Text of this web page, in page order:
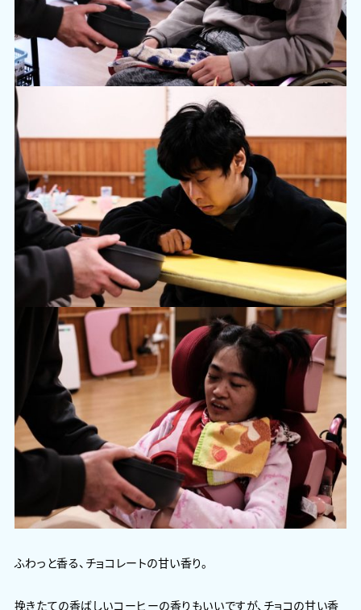
ふわっと香る、チョコレートの甘い香り。
挽きたての香ばしいコーヒーの香りもいいですが、チョコの甘い香